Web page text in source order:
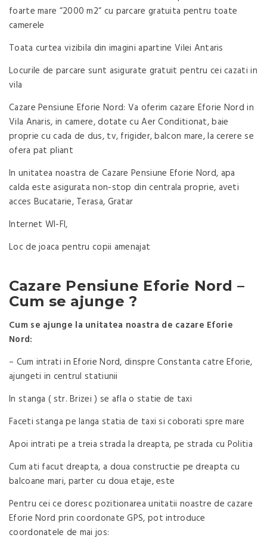
foarte mare “2000 m2“ cu parcare gratuita pentru toate
camerele
Toata curtea vizibila din imagini apartine Vilei Antaris
Locurile de parcare sunt asigurate gratuit pentru cei cazati in
vila
Cazare Pensiune Eforie Nord: Va oferim cazare Eforie Nord in
Vila Anaris, in camere, dotate cu Aer Conditionat, baie
proprie cu cada de dus, tv, frigider, balcon mare, la cerere se
ofera pat pliant
In unitatea noastra de Cazare Pensiune Eforie Nord, apa
calda este asigurata non-stop din centrala proprie, aveti
acces Bucatarie, Terasa, Gratar
Internet WI-FI,
Loc de joaca pentru copii amenajat
Cazare Pensiune Eforie Nord –
Cum se ajunge ?
Cum se ajunge la unitatea noastra de cazare Eforie
Nord:
– Cum intrati in Eforie Nord, dinspre Constanta catre Eforie,
ajungeti in centrul statiunii
In stanga ( str. Brizei ) se afla o statie de taxi
Faceti stanga pe langa statia de taxi si coborati spre mare
Apoi intrati pe a treia strada la dreapta, pe strada cu Politia
Cum ati facut dreapta, a doua constructie pe dreapta cu
balcoane mari, parter cu doua etaje, este
Pentru cei ce doresc pozitionarea unitatii noastre de cazare
Eforie Nord prin coordonate GPS, pot introduce
coordonatele de mai jos: